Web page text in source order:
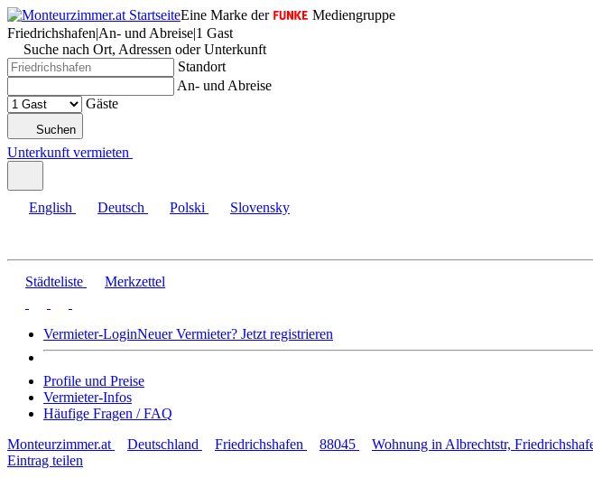
Eine Marke der
Mediengruppe
Friedrichshafen|An- und Abreise|1 Gast
Suche nach Ort, Adressen oder Unterkunft
Standort
An- und Abreise
Gäste
Suchen
Unterkunft vermieten
English Deutsch Polski Slovensky
Städteliste Merkzettel
Vermieter-LoginNeuer Vermieter? Jetzt registrieren
Profile und Preise
Vermieter-Infos
Häufige Fragen / FAQ
Monteurzimmer.at
Deutschland Friedrichshafen 88045
Wohnung in Albrechtstr,
Eintrag teilen